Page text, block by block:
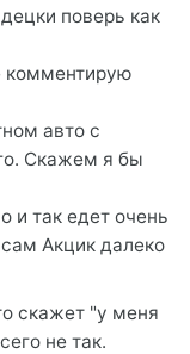
поверь как
комментирую
авто с
Скажем я бы
и так едет очень
Акцик далеко
скажет "у меня
не так.